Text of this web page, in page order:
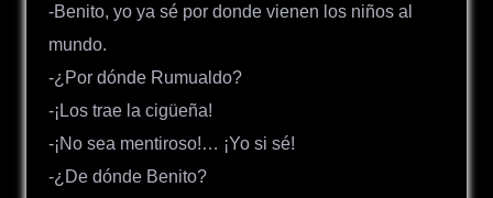
-Benito, yo ya sé por donde vienen los niños al
mundo.
-¿Por dónde Rumualdo?
-¡Los trae la cigüeña!
-¡No sea mentiroso!… ¡Yo si sé!
-¿De dónde Benito?